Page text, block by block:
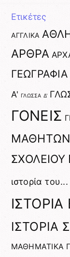
Ετικέτες
ΑΓΓΛΙΚΑ
ΑΡΘΡΑ
ΓΕΩΓΡΑΦΙΑ
Α' ΓΛΩΣΣΑ Δ'
ΓΟΝΕΙΣ
ΜΑΘΗΤΩΝ
ΣΧΟΛΕΙΟΥ
ιστορία του...
ΙΣΤΟΡΙΑ
ΙΣΤΟΡΙΑ
ΜΑΘΗΜΑΤΙΚΑ